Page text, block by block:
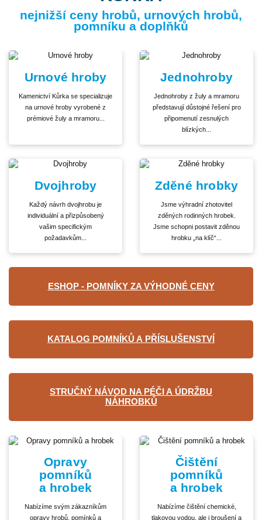
nejnižší ceny hrobů, urnových hrobů,
pomníku a doplňků
Urnové hroby
Kamenictví Kůrka se specializuje
na urnové hroby vyrobené z
prémiové žuly a mramoru...
Jednohroby
Jednohroby z žuly a mramoru
představují důstojné řešení pro
připomenutí zesnulých
blízkých...
Dvojhroby
Každý návrh dvojhrobu je
individuální a přizpůsobený
vašim specifickým
požadavkům...
Zděné hrobky
Jsme výhradní zhotovitel
zděných rodinných hrobek.
Jsme schopni postavit zděnou
hrobku „na klíč“...
ESHOP - POMNÍKY ZA VÝHODNÉ CENY
KATALOG POMNÍKŮ A PŘÍSLUŠENSTVÍ
STRUČNÝ NÁVOD NA PÉČI A ÚDRŽBU
NÁHROBKŮ
Opravy
pomníků
a hrobek
Nabízíme svým zákazníkům
opravy hrobů, pomínků a
Čištění
pomníků
a hrobek
Nabízíme čištění chemické,
tlakovou vodou, ale i broušení a